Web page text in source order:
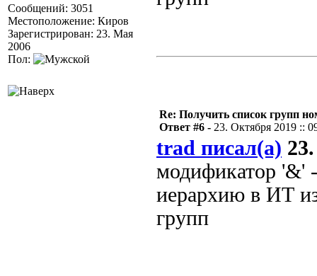
Сообщений: 3051
Местоположение: Киров
Зарегистрирован: 23. Мая
2006
Пол:
Re: Получить список групп
Ответ #6 - 23. Октября 2019 ::
trad писал(а)
модификатор '&' -
иерархию в ИТ
групп